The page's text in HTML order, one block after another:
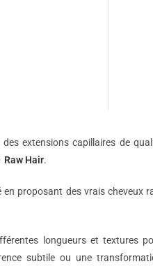
extensions capillaires de
Raw Hair.
proposant des vrais cheveux
longueurs et textures
subtile ou une